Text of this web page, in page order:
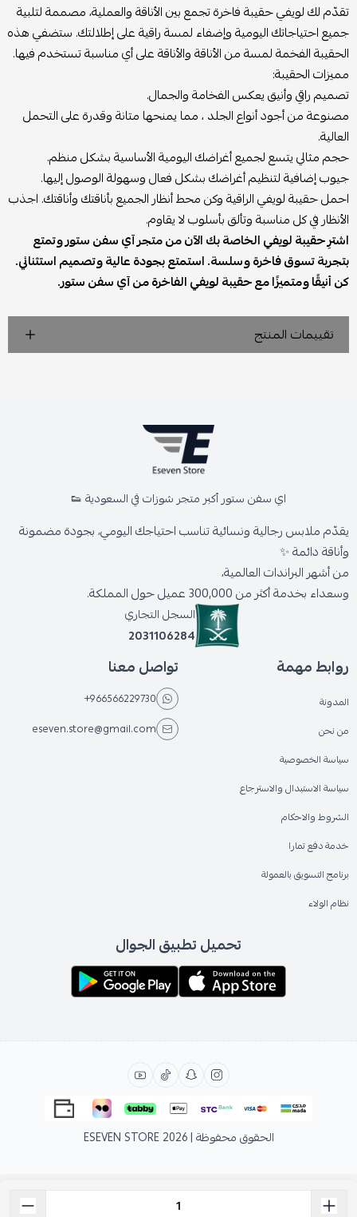
تقدّم لك لويفي حقيبة فاخرة تجمع بين الأناقة والعملية، مصممة لتلبية
جميع احتياجاتك اليومية وإضفاء لمسة راقية على إطلالتك. ستضفي هذه
الحقيبة الفخمة لمسة من الأناقة والأناقة على أي مناسبة تستخدم فيها.
مميزات الحقيبة:
تصميم راقي وأنيق يعكس الفخامة والجمال.
مصنوعة من أجود أنواع الجلد ، مما يمنحها متانة وقدرة على التحمل
العالية.
حجم مثالي يتسع لجميع أغراضك اليومية الأساسية بشكل منظم.
جيوب إضافية لتنظيم أغراضك بشكل فعال وسهولة الوصول إليها.
احمل حقيبة لويفي الراقية وكن محط أنظار الجميع بأناقتك وأناقتك. اجذب
الأنظار في كل مناسبة وتألق بأسلوب لا يقاوم.
اشترِ حقيبة لويفي الخاصة بك الآن من متجر آي سفن ستور وتمتع
بتجربة تسوق فاخرة وسلسة. استمتع بجودة عالية وتصميم استثنائي.
كن أنيقًا ومتميزًا مع حقيبة لويفي الفاخرة من آي سفن ستور.
تقييمات المنتج
اي سفن ستور أكبر متجر شوزات في السعودية 👟
يقدّم ملابس رجالية ونسائية تناسب احتياجك اليومي، بجودة مضمونة
وأناقة دائمة ✨
من أشهر البراندات العالمية،
وسعداء بخدمة أكثر من 300,000 عميل حول المملكة.
السجل التجاري
2031106284
روابط مهمة
المدونة
من نحن
سياسة الخصوصية
سياسة الاستبدال والاسترجاع
الشروط والاحكام
خدمة دفع تمارا
برنامج التسويق بالعمولة
نظام الولاء
تواصل معنا
+966566229730
eseven.store@gmail.com
تحميل تطبيق الجوال
الحقوق محفوظة | 2026 ESEVEN STORE